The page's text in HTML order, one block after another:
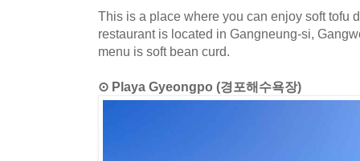
This is a place where you can enjoy soft tofu
restaurant is located in Gangneung-si,
menu is soft bean curd.
⊙ Playa Gyeongpo (경포해수욕장)